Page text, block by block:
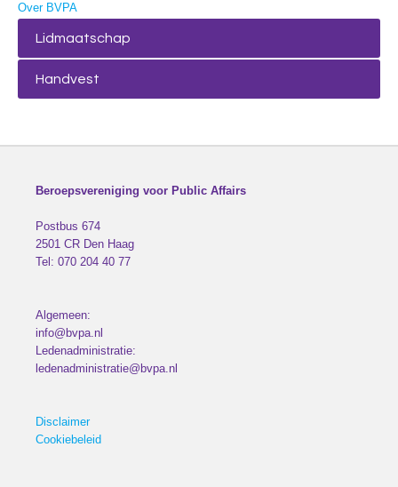
Over BVPA
Lidmaatschap
Handvest
Beroepsvereniging voor Public Affairs
Postbus 674
2501 CR Den Haag
Tel: 070 204 40 77
Algemeen:
info@bvpa.nl
Ledenadministratie:
ledenadministratie@bvpa.nl
Disclaimer
Cookiebeleid